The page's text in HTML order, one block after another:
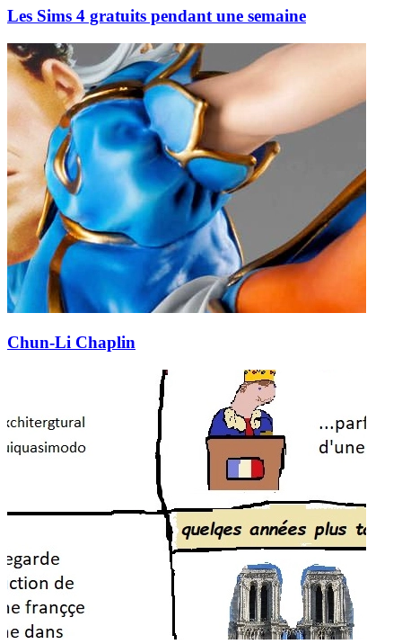
Les Sims 4 gratuits pendant une semaine
Chun-Li Chaplin